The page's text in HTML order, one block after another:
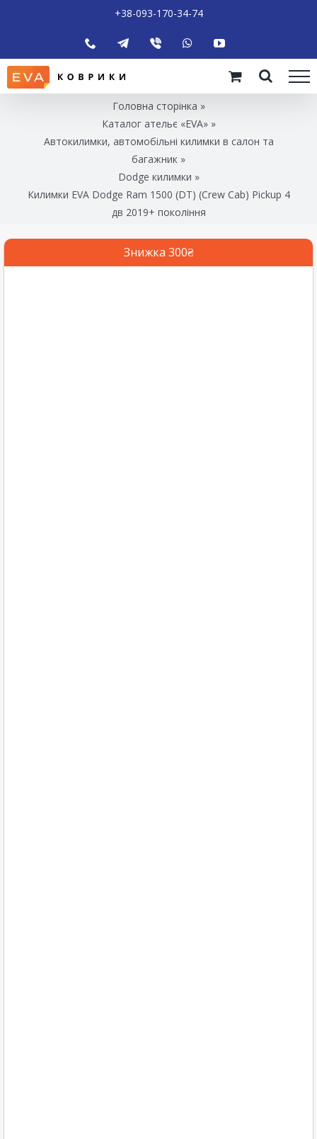
+38-093-170-34-74
Головна сторінка »
Каталог ательє «EVA»»
Автокилимки, автомобільні килимки в салон та
багажник »
Dodge килимки »
Килимки EVA Dodge Ram 1500 (DT) (Crew Cab) Pickup 4
дв 2019+ покоління
Знижка 300₴